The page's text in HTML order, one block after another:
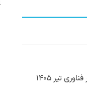
تیر ۱۴۰۵